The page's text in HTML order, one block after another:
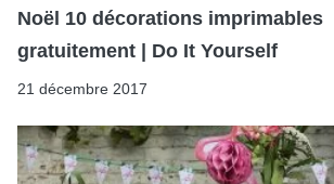
Noël 10 décorations imprimables
gratuitement | Do It Yourself
21 décembre 2017